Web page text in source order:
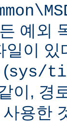
예외
일이 있
sys/
이, 경
용한